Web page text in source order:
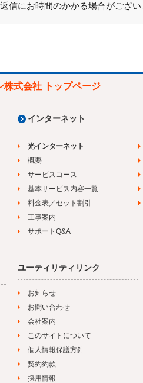
信にお時間のかかる場合がござ
株式会社 トップページ
インターネット
光インターネット
概要
サービスコース
基本サービス内容一覧
料金表／セット割引
工事案内
サポートQ&A
ユーティリティリンク
お知らせ
お問い合わせ
会社案内
このサイトについて
個人情報保護方針
契約約款
採用情報